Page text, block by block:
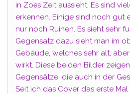
in Zoës Zeit aussieht. Es sind
erkennen. Einige sind noch gut
nur noch Ruinen. Es sieht sehr
Gegensatz dazu sieht man im
Gebäude, welches sehr alt,
wirkt. Diese beiden Bilder
Gegensätze, die auch in der
Seit ich das Cover das erste